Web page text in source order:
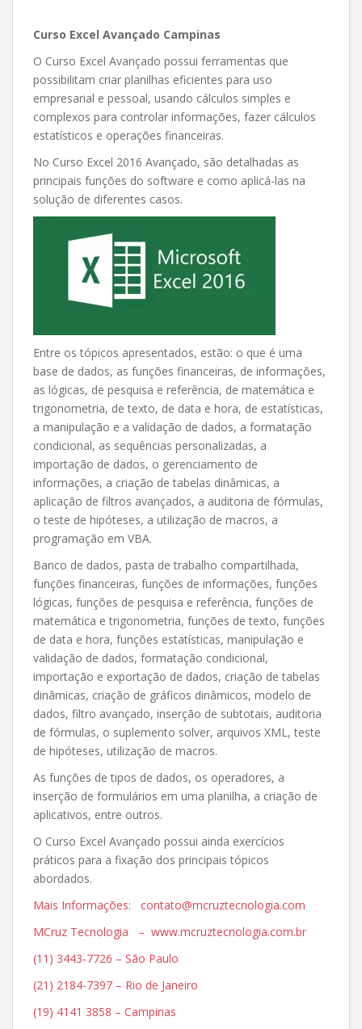
Curso Excel Avançado Campinas
O Curso Excel Avançado possui ferramentas que
possibilitam criar planilhas eficientes para uso
empresarial e pessoal, usando cálculos simples e
complexos para controlar informações, fazer cálculos
estatísticos e operações financeiras.
No Curso Excel 2016 Avançado, são detalhadas as
principais funções do software e como aplicá-las na
solução de diferentes casos.
Entre os tópicos apresentados, estão: o que é uma
base de dados, as funções financeiras, de informações,
as lógicas, de pesquisa e referência, de matemática e
trigonometria, de texto, de data e hora, de estatísticas,
a manipulação e a validação de dados, a formatação
condicional, as sequências personalizadas, a
importação de dados, o gerenciamento de
informações, a criação de tabelas dinâmicas, a
aplicação de filtros avançados, a auditoria de fórmulas,
o teste de hipóteses, a utilização de macros, a
programação em VBA.
Banco de dados, pasta de trabalho compartilhada,
funções financeiras, funções de informações, funções
lógicas, funções de pesquisa e referência, funções de
matemática e trigonometria, funções de texto, funções
de data e hora, funções estatísticas, manipulação e
validação de dados, formatação condicional,
importação e exportação de dados, criação de tabelas
dinâmicas, criação de gráficos dinâmicos, modelo de
dados, filtro avançado, inserção de subtotais, auditoria
de fórmulas, o suplemento solver, arquivos XML, teste
de hipóteses, utilização de macros.
As funções de tipos de dados, os operadores, a
inserção de formulários em uma planilha, a criação de
aplicativos, entre outros.
O Curso Excel Avançado possui ainda exercícios
práticos para a fixação dos principais tópicos
abordados.
Mais Informações: contato@mcruztecnologia.com
MCruz Tecnologia – www.mcruztecnologia.com.br
(11) 3443-7726 – São Paulo
(21) 2184-7397 – Rio de Janeiro
(19) 4141 3858 – Campinas